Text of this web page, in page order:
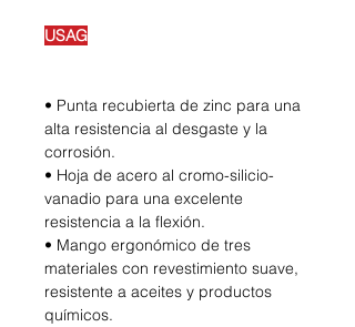
USAG
• Punta recubierta de zinc para una
alta resistencia al desgaste y la
corrosión.
• Hoja de acero al cromo-silicio-
vanadio para una excelente
resistencia a la flexión.
• Mango ergonómico de tres
materiales con revestimiento suave,
resistente a aceites y productos
químicos.